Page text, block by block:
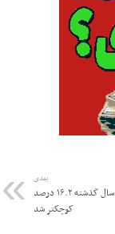
بعدی
اقتصاد ایران ظرف دو سال گذشته ۱۶.۲ درصد
کوچکتر شد